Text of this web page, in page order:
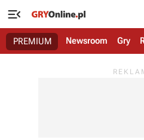

PREMIUM Newsroom Gry